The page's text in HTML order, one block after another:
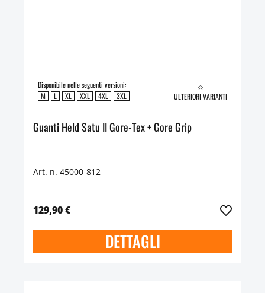
Disponibile nelle seguenti versioni:
M
L XL XXL 4XL 3XL ULTERIORI VARIANTI
Guanti Held Satu II Gore-Tex + Gore Grip
Art. n. 45000-812
129,90 €
DETTAGLI